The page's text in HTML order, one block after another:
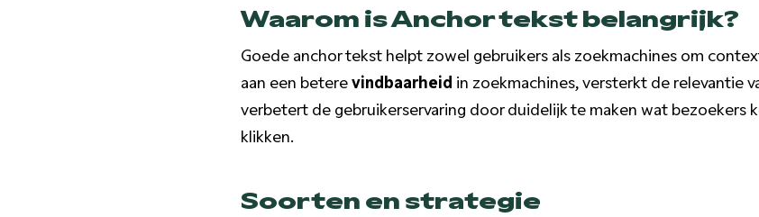
Waarom is Anchor tekst belangrijk?
Goede anchor tekst helpt zowel gebruikers als zoekmachines om
aan een beterevindbaarheid in zoekmachines, versterkt de relevantie
verbetert de gebruikerservaring door duidelijk te maken wat bezoekers
klikken.
Soorten en strategie